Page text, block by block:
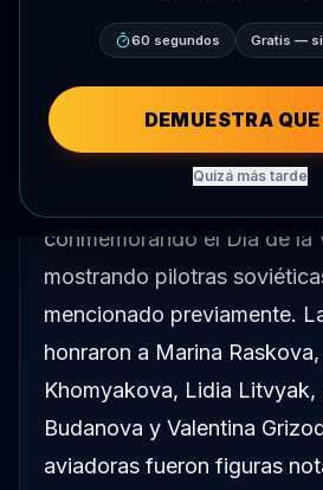
RESUMEN RÁPIDO
conmemorando el Día de la
mostrando pilotras
mencionado previamente.
honraron a Marina Raskova,
Khomyakova, Lidia Litvyak,
Budanova y Valentina
aviadoras fueron figuras
60 segundos Gratis —
DEMUESTRA
Quizá más tarde